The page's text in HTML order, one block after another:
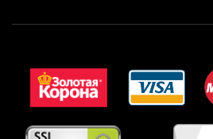
التاريخي في جميع أنحاء
الرئيسية في Konakli ؛ كل هذا متاح مع
PrivateTransferAntalya مع أسطول سيارات مكون
، لا تشوبه شائبة في كل من
تلبي سيارات السيدان